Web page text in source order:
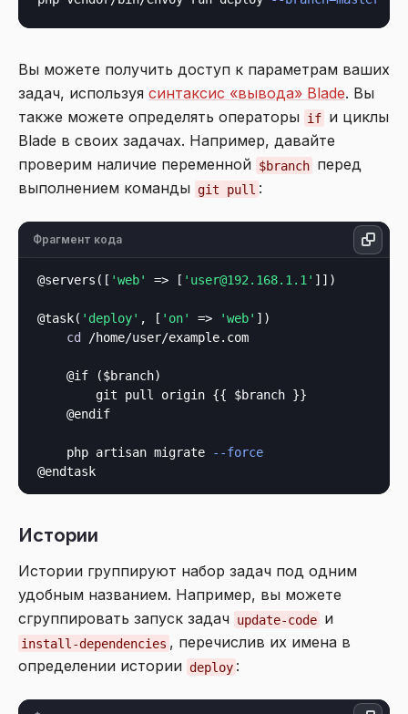
Вы можете получить доступ к параметрам ваших
задач, используя синтаксис «вывода» Blade. Вы
также можете определять операторы if и циклы
Blade в своих задачах. Например, давайте
проверим наличие переменной $branch перед
выполнением команды git pull :
Фрагмент кода
@servers([ 'web' => [ 'user@192.168.1.1' ]])
@task( 'deploy' , [ 'on' => 'web' ])
cd
/home/user/example.com
    @if ($branch)
        git pull origin {{ $branch }}
    @endif
    php artisan migrate
--force
Истории
Истории группируют набор задач под одним
удобным названием. Например, вы можете
сгруппировать запуск задач update-code и
install-dependencies , перечислив их имена в
определении истории deploy :